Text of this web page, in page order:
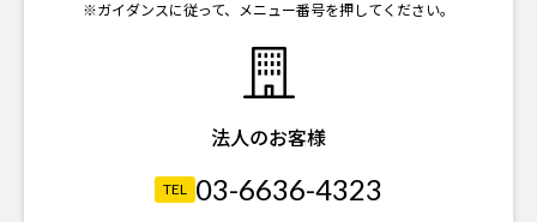
※ガイダンスに従って、メニュー番号を押してください。
法人のお客様
TEL 03-6636-4323